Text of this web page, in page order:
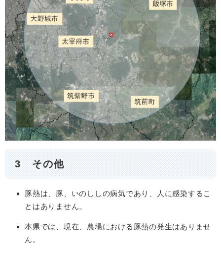
3 その他
豚熱は、豚、いのししの病気であり、人に感染するこ
とはありません。
本県では、現在、農場における豚熱の発生はありませ
ん。